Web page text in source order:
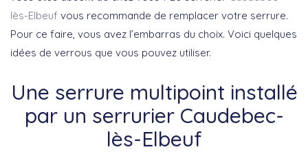
lès-Elbeuf vous recommande de remplacer votre serrure.
Pour ce faire, vous avez l’embarras du choix. Voici quelques
idées de verrous que vous pouvez utiliser.
Une serrure multipoint installé
par un serrurier Caudebec-
lès-Elbeuf